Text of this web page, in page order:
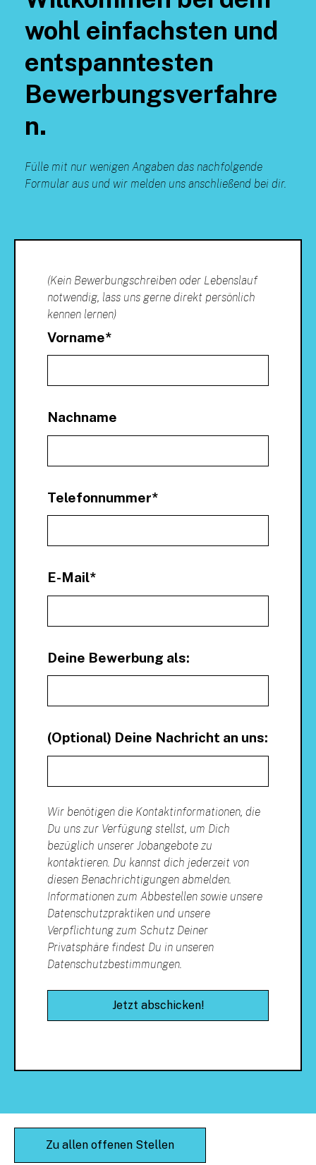
wohl einfachsten und
entspanntesten
Bewerbungsverfahre
n.
Fülle mit nur wenigen Angaben das nachfolgende
Formular aus und wir melden uns anschließend bei dir.
(Kein Bewerbungschreiben oder Lebenslauf
notwendig, lass uns gerne direkt persönlich
kennen lernen)
Vorname*
Nachname
Telefonnummer*
E-Mail*
Deine Bewerbung als:
(Optional) Deine Nachricht an uns:
Wir benötigen die Kontaktinformationen, die
Du uns zur Verfügung stellst, um Dich
bezüglich unserer Jobangebote zu
kontaktieren. Du kannst dich jederzeit von
diesen Benachrichtigungen abmelden.
Informationen zum Abbestellen sowie unsere
Datenschutzpraktiken und unsere
Verpflichtung zum Schutz Deiner
Privatsphäre findest Du in unseren
Datenschutzbestimmungen.
Zu allen offenen Stellen